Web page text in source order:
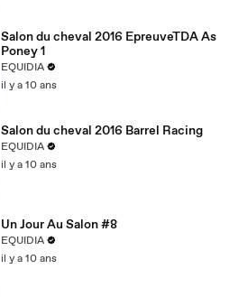
Salon du cheval 2016 EpreuveTDA As
Poney 1
EQUIDIA
il y a 10 ans
Salon du cheval 2016 Barrel Racing
EQUIDIA
il y a 10 ans
Un Jour Au Salon #8
EQUIDIA
il y a 10 ans